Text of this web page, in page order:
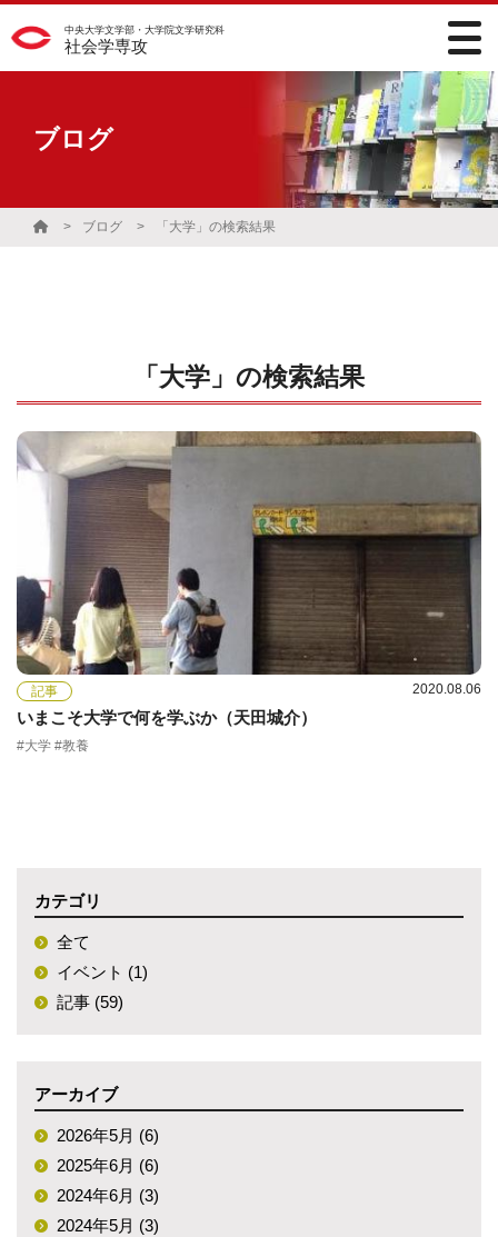
中央大学文学部・大学院文学研究科
社会学専攻
ブログ
ブログ 「大学」の検索結果
「大学」の検索結果
記事 2020.08.06
いまこそ大学で何を学ぶか（天田城介）
#大学 #教養
カテゴリ
全て
イベント (1)
記事 (59)
アーカイブ
2026年5月 (6)
2025年6月 (6)
2024年6月 (3)
2024年5月 (3)